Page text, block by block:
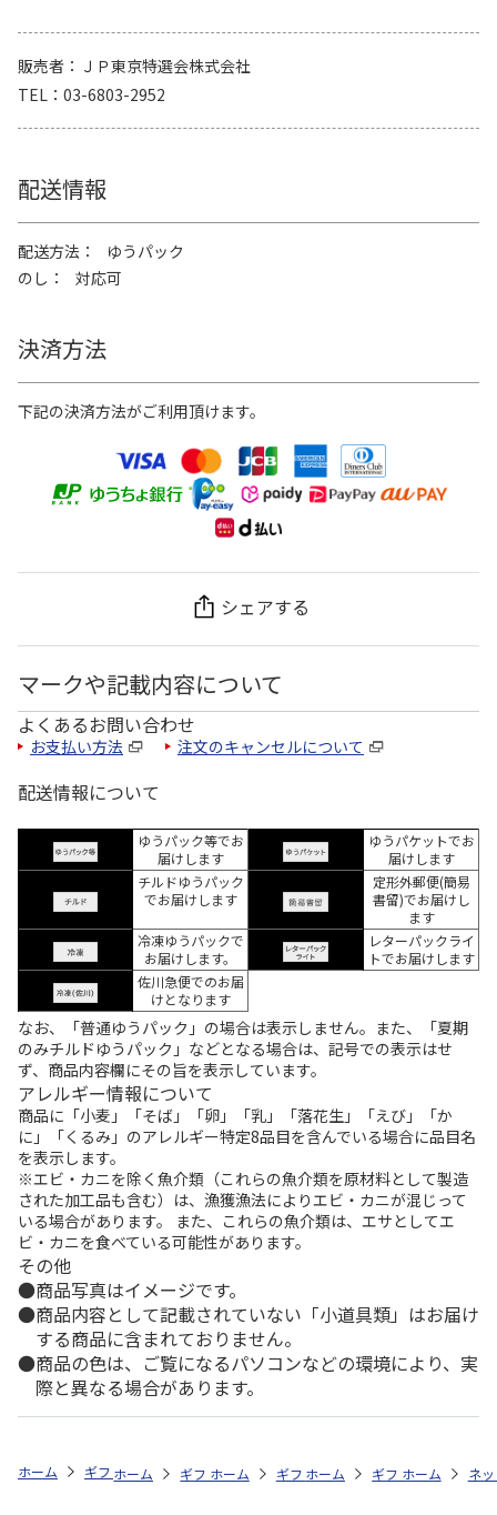
販売者
ＪＰ東京特選会株式会社
TEL
03-6803-2952
配送情報
配送方法
ゆうパック
のし
対応可
決済方法
下記の決済方法がご利用頂けます。
シェアする
マークや記載内容について
よくあるお問い合わせ
お支払い方法 注文のキャンセルについて
配送情報について
ゆうパック等でお
届けします
ゆうパケットでお
届けします
チルドゆうパック
でお届けします
定形外郵便(簡易
書留)でお届けし
ます
冷凍ゆうパックで
お届けします。
レターパックライ
トでお届けします
佐川急便でのお届
けとなります
なお、「普通ゆうパック」の場合は表示しません。また、「夏期
のみチルドゆうパック」などとなる場合は、記号での表示はせ
ず、商品内容欄にその旨を表示しています。
アレルギー情報について
商品に「小麦」「そば」「卵」「乳」「落花生」「えび」「か
に」「くるみ」のアレルギー特定8品目を含んでいる場合に品目名
を表示します。
※エビ・カニを除く魚介類（これらの魚介類を原材料として製造
された加工品も含む）は、漁獲漁法によりエビ・カニが混じって
いる場合があります。 また、これらの魚介類は、エサとしてエ
ビ・カニを食べている可能性があります。
その他
商品写真はイメージです。
商品内容として記載されていない「小道具類」はお届け
する商品に含まれておりません。
商品の色は、ご覧になるパソコンなどの環境により、実
際と異なる場合があります。
ホーム ギフトストア お中元・夏ギフト特集 2026 お菓子・スイーツ
ホーム ギフトストア お中元・夏ギフト特集 2026
ホーム ギフトストア お中元・夏ギフト
ホーム ギフトストア お
ホーム ネ